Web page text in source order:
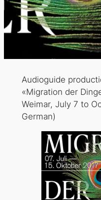
Audioguide
«Migration der
Weimar, July 7 to
German)